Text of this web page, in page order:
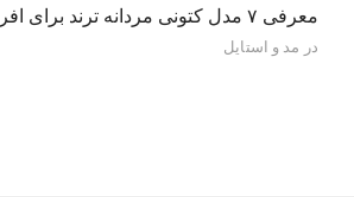
معرفی ۷ مدل کتونی مردانه ترند برای افراد خوش سلیقه
در مد و استایل